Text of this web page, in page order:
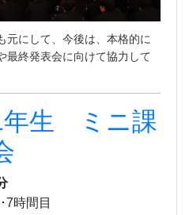
元にして、今後は、本格的に
最終発表会に向けて協力して
年生 ミニ課
7時間目